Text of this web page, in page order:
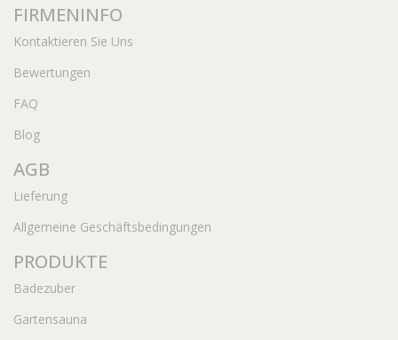
FIRMENINFO
Kontaktieren Sie Uns
Bewertungen
FAQ
Blog
AGB
Lieferung
Allgemeine Geschäftsbedingungen
PRODUKTE
Badezuber
Gartensauna